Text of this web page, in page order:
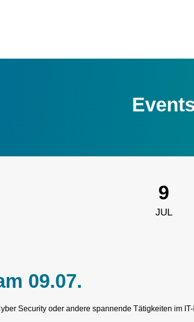
9
JUL
09.07.
Security oder andere spannende Tätigkeiten im